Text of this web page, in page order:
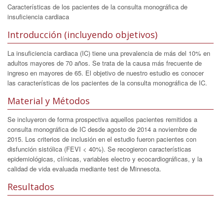
Características de los pacientes de la consulta monográfica de
insuficiencia cardiaca
Introducción (incluyendo objetivos)
La insuficiencia cardiaca (IC) tiene una prevalencia de más del 10% en
adultos mayores de 70 años. Se trata de la causa más frecuente de
ingreso en mayores de 65. El objetivo de nuestro estudio es conocer
las características de los pacientes de la consulta monográfica de IC.
Material y Métodos
Se incluyeron de forma prospectiva aquellos pacientes remitidos a
consulta monográfica de IC desde agosto de 2014 a noviembre de
2015. Los criterios de inclusión en el estudio fueron pacientes con
disfunción sistólica (FEVI < 40%). Se recogieron características
epidemiológicas, clínicas, variables electro y ecocardiográficas, y la
calidad de vida evaluada mediante test de Minnesota.
Resultados